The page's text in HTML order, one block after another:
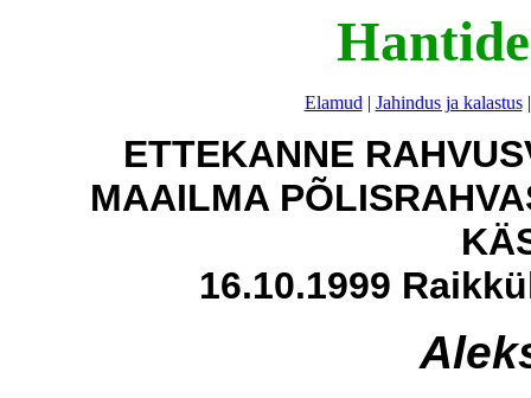
Elamud | Jahindus ja kalastus
ETTEKANNE
MAAILMA
16.10.1999